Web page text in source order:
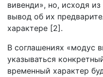
вивенди», но, исходя
вывод об их
характере [2].
В соглашениях «модус
указываться
временный характер